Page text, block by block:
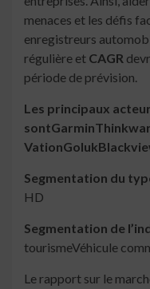
menaces et les défis
enregistreurs
régulière et CAGR
période de prévision.
Les principaux
Segmentation du
HD
Segmentation de
tourismeVéhicule
Le rapport sur le